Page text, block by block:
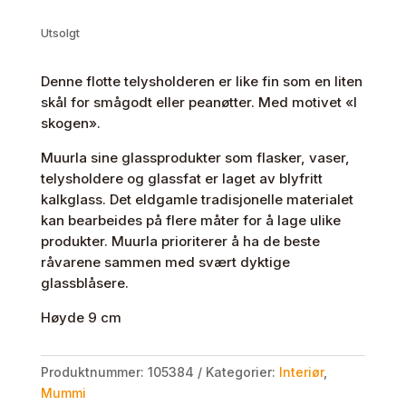
Utsolgt
Denne flotte telysholderen er like fin som en liten
skål for smågodt eller peanøtter. Med motivet «I
skogen».
Muurla sine glassprodukter som flasker, vaser,
telysholdere og glassfat er laget av blyfritt
kalkglass. Det eldgamle tradisjonelle materialet
kan bearbeides på flere måter for å lage ulike
produkter. Muurla prioriterer å ha de beste
råvarene sammen med svært dyktige
glassblåsere.
Høyde 9 cm
Produktnummer: 105384 Kategorier: Interiør,
Mummi